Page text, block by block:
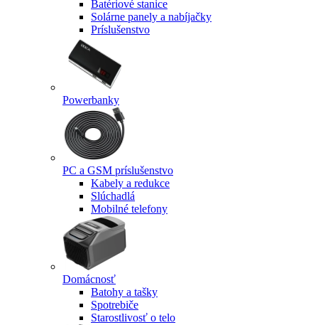
Batériové stanice
Solárne panely a nabíjačky
Príslušenstvo
Powerbanky
PC a GSM príslušenstvo
Kabely a redukce
Slúchadlá
Mobilné telefony
Domácnosť
Batohy a tašky
Spotrebiče
Starostlivosť o telo